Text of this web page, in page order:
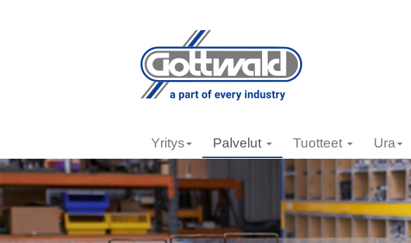
Yritys Palvelut Tuotteet Ura